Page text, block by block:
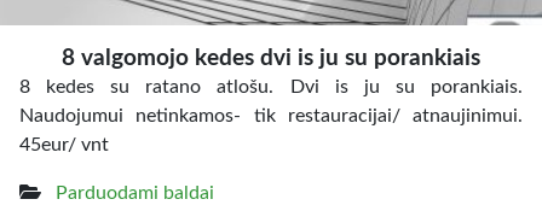
8 valgomojo kedes dvi is ju su porankiais
8 kedes su ratano atlošu. Dvi is ju su porankiais.
Naudojumui netinkamos- tik restauracijai/ atnaujinimui.
45eur/ vnt
Parduodami baldai